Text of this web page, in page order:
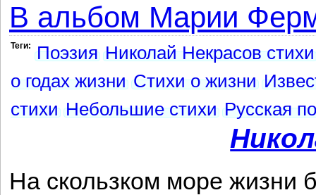
В альбом Марии
Теги: Поэзия Николай Некрасов стихи
о годах жизни Стихи о жизни
стихи Небольшие стихи Русская
На скользком море жизни